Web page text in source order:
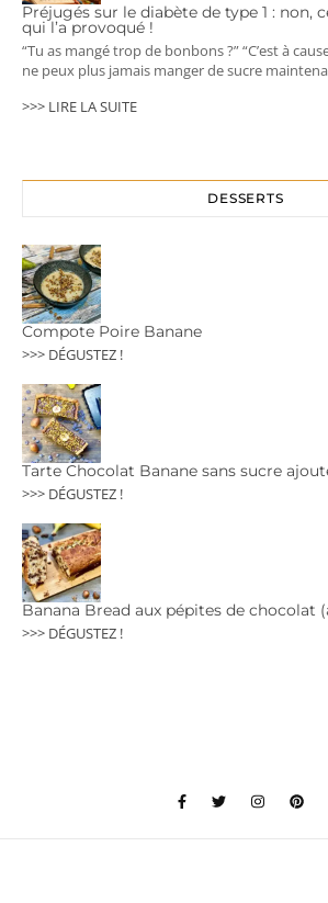
Préjugés sur le diabète de type 1 : non,
qui l’a provoqué !
“Tu as mangé trop de bonbons ?” “C’est à
ne peux plus jamais manger de sucre
>>> LIRE LA SUITE
DESSERTS
Compote Poire Banane
>>> DÉGUSTEZ !
Tarte Chocolat Banane sans sucre
>>> DÉGUSTEZ !
Banana Bread aux pépites de chocolat
>>> DÉGUSTEZ !